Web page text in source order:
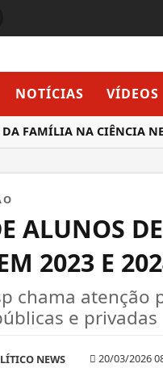
NOTÍCIAS VÍDEOS
NA CIÊNCIA
ALUNOS
2023 E
chama atenção
e privadas
NEWS 20/03/2026